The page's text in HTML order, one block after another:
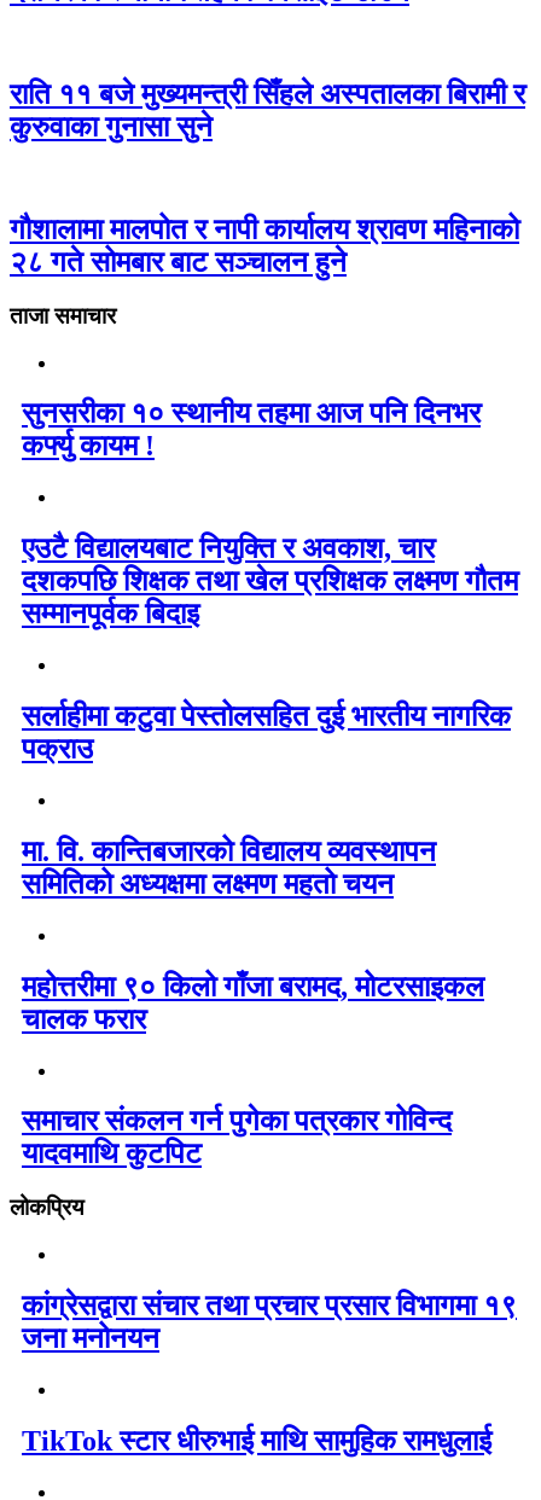
राति ११ बजे मुख्यमन्त्री सिँहले अस्पतालका बिरामी र
कुरुवाका गुनासा सुने
गौशालामा मालपोत र नापी कार्यालय श्रावण महिनाको
२८ गते सोमबार बाट सञ्चालन हुने
ताजा समाचार
सुनसरीका १० स्थानीय तहमा आज पनि दिनभर
कर्फ्यु कायम !
एउटै विद्यालयबाट नियुक्ति र अवकाश, चार
दशकपछि शिक्षक तथा खेल प्रशिक्षक लक्ष्मण गौतम
सम्मानपूर्वक बिदाइ
सर्लाहीमा कटुवा पेस्तोलसहित दुई भारतीय नागरिक
पक्राउ
मा. वि. कान्तिबजारको विद्यालय व्यवस्थापन
समितिको अध्यक्षमा लक्ष्मण महतो चयन
महोत्तरीमा ९० किलो गाँजा बरामद, मोटरसाइकल
चालक फरार
समाचार संकलन गर्न पुगेका पत्रकार गोविन्द
यादवमाथि कुटपिट
लोकप्रिय
कांग्रेसद्वारा संचार तथा प्रचार प्रसार विभागमा १९
जना मनोनयन
TikTok स्टार धीरुभाई माथि सामुहिक रामधुलाई